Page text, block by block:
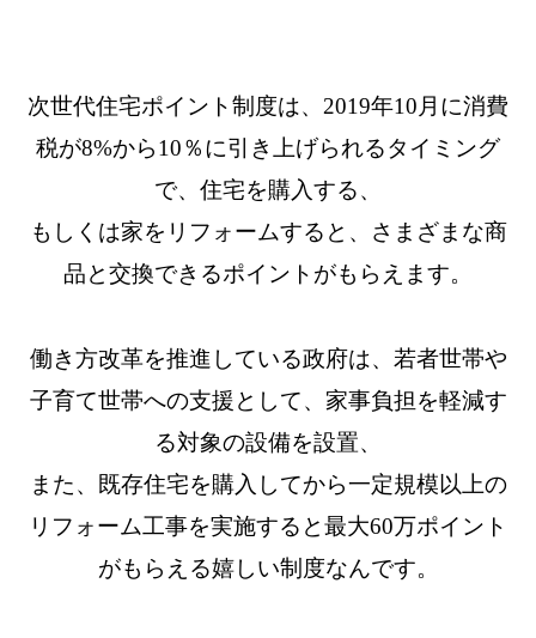
次世代住宅ポイント制度は、2019年10月に消費
税が8%から10％に引き上げられるタイミング
で、住宅を購入する、
もしくは家をリフォームすると、さまざまな商
品と交換できるポイントがもらえます。
働き方改革を推進している政府は、若者世帯や
子育て世帯への支援として、家事負担を軽減す
る対象の設備を設置、
また、既存住宅を購入してから一定規模以上の
リフォーム工事を実施すると最大60万ポイント
がもらえる嬉しい制度なんです。